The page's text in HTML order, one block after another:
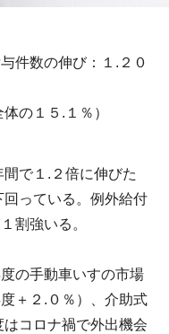
件数の伸び：１.２０
の１５.１％）
で１.２倍に伸びた
っている。例外給付
割強いる。
の手動車いすの市場
＋２.０％）、介助式
コロナ禍で外出機会